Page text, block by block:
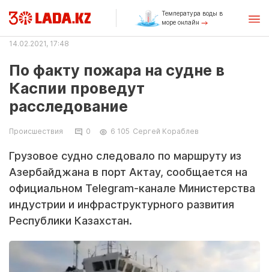
Температура воды в
море онлайн
14.02.2021, 17:48
По факту пожара на судне в
Каспии проведут
расследование
Происшествия 0 6 105 Сергей Кораблев
Грузовое судно следовало по маршруту из
Азербайджана в порт Актау, сообщается на
официальном Telegram-канале Министерства
индустрии и инфраструктурного развития
Республики Казахстан.